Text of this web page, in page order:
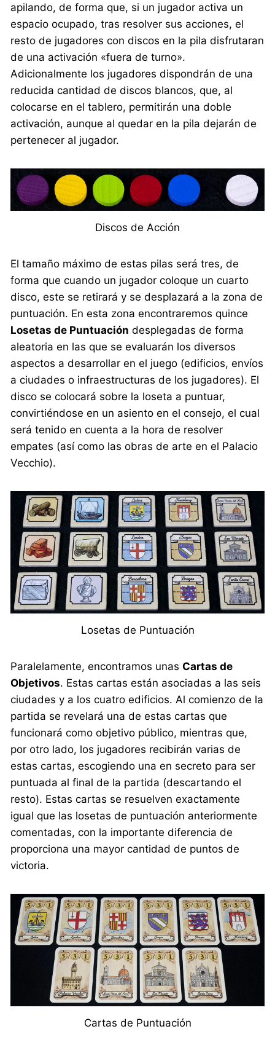
apilando, de forma que, si un jugador activa un
espacio ocupado, tras resolver sus acciones, el
resto de jugadores con discos en la pila disfrutaran
de una activación «fuera de turno».
Adicionalmente los jugadores dispondrán de una
reducida cantidad de discos blancos, que, al
colocarse en el tablero, permitirán una doble
activación, aunque al quedar en la pila dejarán de
pertenecer al jugador.
Discos de Acción
El tamaño máximo de estas pilas será tres, de
forma que cuando un jugador coloque un cuarto
disco, este se retirará y se desplazará a la zona de
puntuación. En esta zona encontraremos quince
Losetas de Puntuación desplegadas de forma
aleatoria en las que se evaluarán los diversos
aspectos a desarrollar en el juego (edificios, envíos
a ciudades o infraestructuras de los jugadores). El
disco se colocará sobre la loseta a puntuar,
convirtiéndose en un asiento en el consejo, el cual
será tenido en cuenta a la hora de resolver
empates (así como las obras de arte en el Palacio
Vecchio).
Losetas de Puntuación
Paralelamente, encontramos unasCartas de
Objetivos. Estas cartas están asociadas a las seis
ciudades y a los cuatro edificios. Al comienzo de la
partida se revelará una de estas cartas que
funcionará como objetivo público, mientras que,
por otro lado, los jugadores recibirán varias de
estas cartas, escogiendo una en secreto para ser
puntuada al final de la partida (descartando el
resto). Estas cartas se resuelven exactamente
igual que las losetas de puntuación anteriormente
comentadas, con la importante diferencia de
proporciona una mayor cantidad de puntos de
victoria.
Cartas de Puntuación